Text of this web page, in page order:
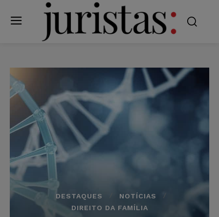
DESTAQUES
NOTÍCIAS
DIREITO DA FAMÍLIA